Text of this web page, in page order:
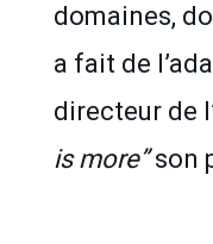
domaines,
a fait de
directeur de
is more”son